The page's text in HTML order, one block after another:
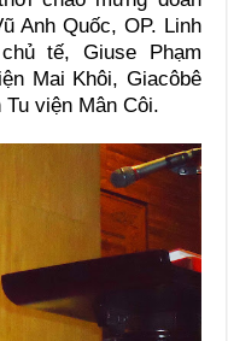
Anh Quốc, OP. Linh
tế, Giuse Phạm
Mai Khôi, Giacôbê
viện Mân Côi.